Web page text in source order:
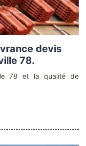
devis
78.
78 et la qualité de